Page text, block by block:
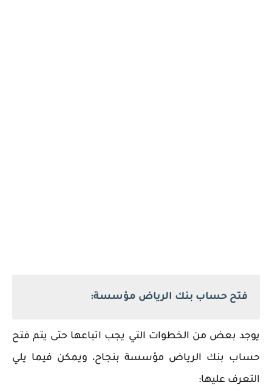
فتح حساب بنك الرياض مؤسسة:
يوجد بعض من الخطوات التي يجب اتباعها حتى يتم فتح
حساب بنك الرياض مؤسسة بنجاح، ويمكن فيما يلي
التعرف عليها: